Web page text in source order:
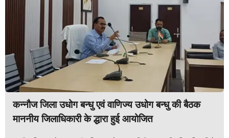
कन्नौज जिला उधोग बन्धु एवं वाणिज्य उधोग बन्धु की बैठक
माननीय जिलाधिकारी के द्धारा हुई आयोजित